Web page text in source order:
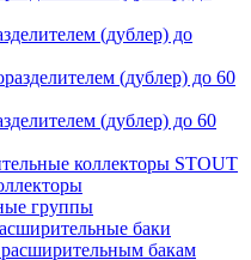
(дублер) до
(дублер) до 60
STOUT
группы
баки